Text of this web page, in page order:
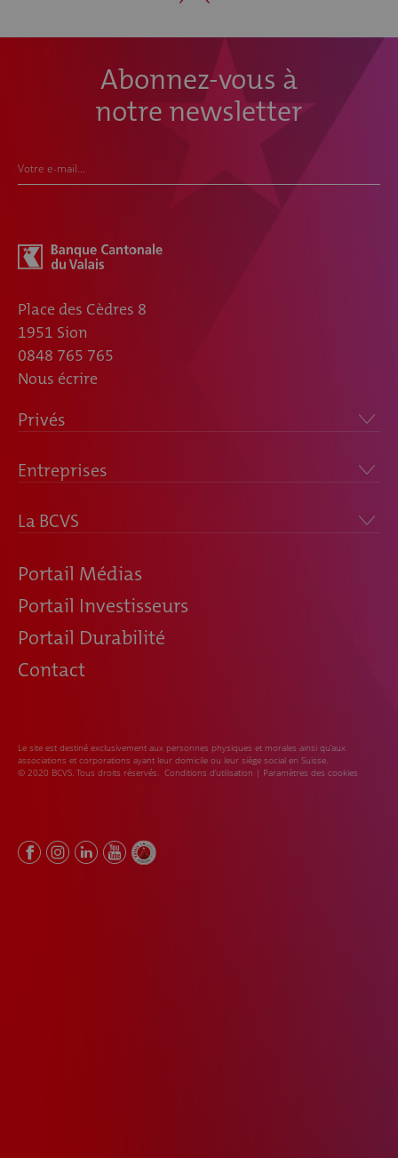
Abonnez-vous à
notre newsletter
Votre e-mail...
Place des Cèdres 8
1951 Sion
0848 765 765
Nous écrire
Privés
Entreprises
La BCVS
Portail Médias
Portail Investisseurs
Portail Durabilité
Contact
Le site est destiné exclusivement aux personnes physiques et morales ainsi qu’aux
associations et corporations ayant leur domicile ou leur siège social en Suisse.
© 2020 BCVS. Tous droits réservés. Conditions d’utilisation | Paramètres des cookies